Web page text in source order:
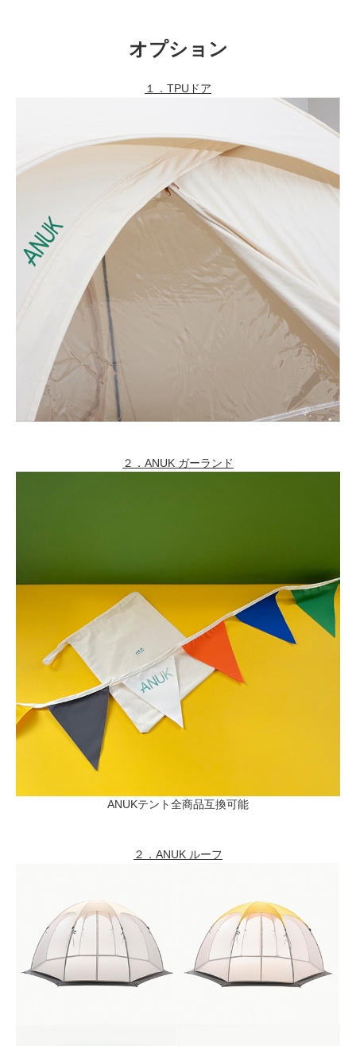
オプション
１．TPUドア
２．ANUK ガーランド
ANUKテント全商品互換可能
２．ANUK ルーフ